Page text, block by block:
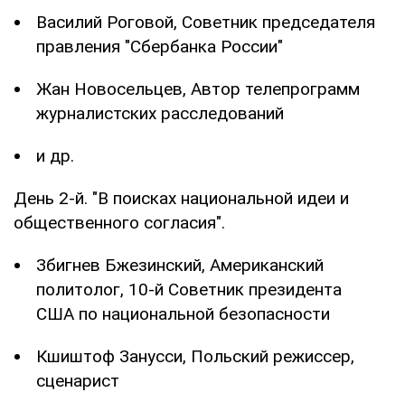
Василий Роговой, Советник председателя
правления "Сбербанка России"
Жан Новосельцев, Автор телепрограмм
журналистских расследований
и др.
День 2-й. "В поисках национальной идеи и
общественного согласия".
Збигнев Бжезинский, Американский
политолог, 10-й Советник президента
США по национальной безопасности
Кшиштоф Занусси, Польский режиссер,
сценарист